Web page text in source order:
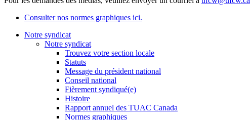
Consulter nos normes graphiques ici.
Notre syndicat
Notre syndicat
Trouvez votre section locale
Statuts
Message du président national
Conseil national
Fièrement syndiqué(e)
Histoire
Rapport annuel des TUAC Canada
Normes graphiques